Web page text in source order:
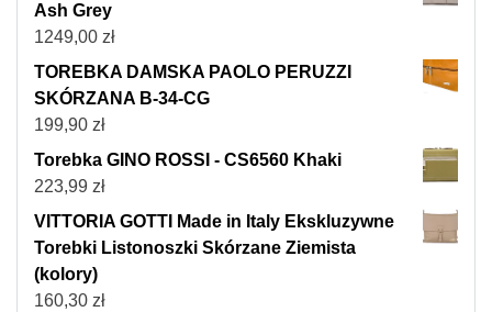
Ash Grey
1249,00 zł
TOREBKA DAMSKA PAOLO PERUZZI
SKÓRZANA B-34-CG
199,90 zł
Torebka GINO ROSSI - CS6560 Khaki
223,99 zł
VITTORIA GOTTI Made in Italy Ekskluzywne
Torebki Listonoszki Skórzane Ziemista
(kolory)
160,30 zł